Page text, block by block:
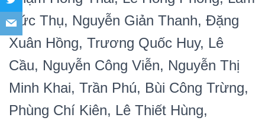
Đức Thụ, Nguyễn Giản Thanh, Đặng
Xuân Hồng, Trương Quốc Huy, Lê
Cầu, Nguyễn Công Viễn, Nguyễn Thị
Minh Khai, Trần Phú, Bùi Công Trừng,
Phùng Chí Kiên, Lê Thiết Hùng,